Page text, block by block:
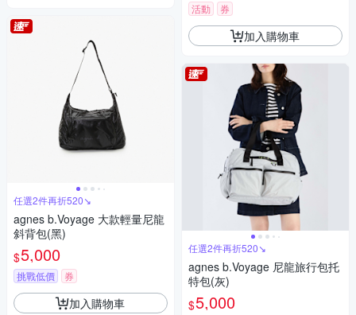
任選2件再折520↘
agnes b.Voyage 大款輕量尼龍
斜背包(黑)
$5,000
挑戰低價 券
加入購物車
活動 券
加入購物車
任選2件再折520↘
agnes b.Voyage 尼龍旅行包托
特包(灰)
$5,000